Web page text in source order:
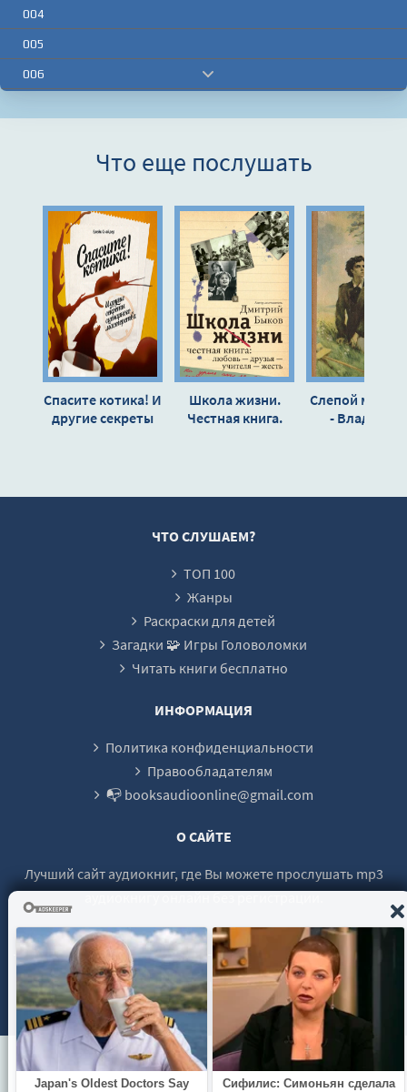
004
005
006
017
020
033
034
035
036
037
038
Что еще послушать
Спасите котика! И
другие секреты
Школа жизни.
Честная книга.
Слепой
- Владимир
ЧТО СЛУШАЕМ?
ТОП 100
Жанры
Раскраски для детей
Загадки 🧩 Игры Головоломки
Читать книги бесплатно
ИНФОРМАЦИЯ
Политика конфиденциальности
Правообладателям
📭 booksaudioonline@gmail.com
О САЙТЕ
Лучший сайт аудиокниг, где Вы можете прослушать mp3
© 2021 - 2026 booksaudio-online.com Все права защищены.